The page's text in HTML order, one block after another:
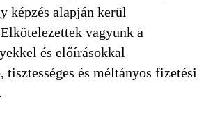
képzés alapján kerül
vagyunk a
és előírásokkal
tisztességes és méltányos fizetési